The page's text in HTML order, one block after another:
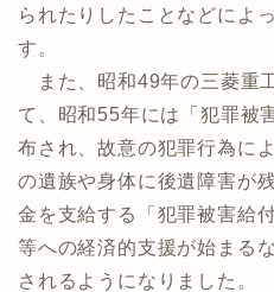
られたりしたことなどによ
す。
また、昭和49年の三菱重
て、昭和55年には「犯罪被
布され、故意の犯罪行為に
の遺族や身体に後遺障害が
金を支給する「犯罪被害給
等への経済的支援が始まる
されるようになりました。